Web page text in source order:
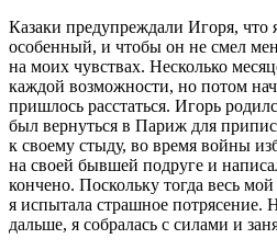
Казаки предупреждали Игоря,
особенный, и чтобы он не смел
на моих чувствах. Несколько
каждой возможности, но потом
пришлось расстаться. Игорь
был вернуться в Париж для
к своему стыду, во время войны
на своей бывшей подруге и
кончено. Поскольку тогда весь
я испытала страшное
дальше, я собралась с силами и